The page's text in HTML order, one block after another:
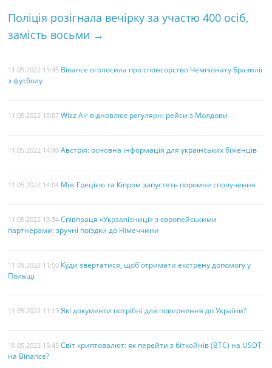
t
Поліція розігнала вечірку за участю 400 осіб,
замість восьми →
11.05.2022 15:45 Binance оголосила про спонсорство Чемпіонату Бразилії
з футболу
11.05.2022 15:07 Wizz Air відновлює регулярні рейси з Молдови
11.05.2022 14:40 Австрія: основна інформація для українських біженців
11.05.2022 14:04 Між Грецією та Кіпром запустять поромне сполучення
11.05.2022 13:34 Співпраця «Укрзалізниці» з європейськими
партнерами: зручні поїздки до Німеччини
11.05.2022 11:50 Куди звертатися, щоб отримати екстрену допомогу у
Польщі
11.05.2022 11:19 Які документи потрібні для повернення до України?
10.05.2022 15:45 Світ криптовалют: як перейти з біткойнів (BTC) на USDT
на Binance?